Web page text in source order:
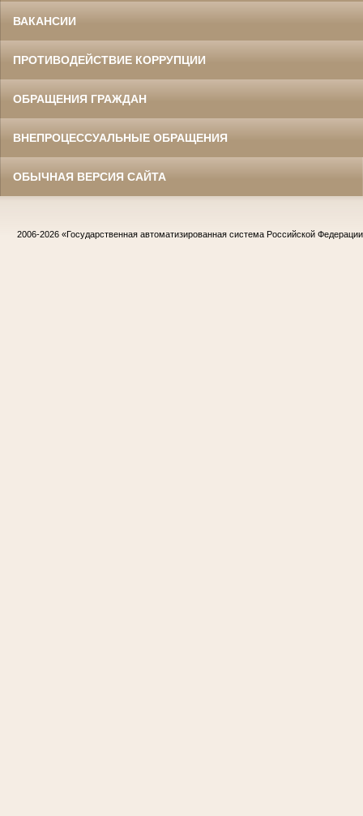
ВАКАНСИИ
ПРОТИВОДЕЙСТВИЕ КОРРУПЦИИ
ОБРАЩЕНИЯ ГРАЖДАН
ВНЕПРОЦЕССУАЛЬНЫЕ ОБРАЩЕНИЯ
ОБЫЧНАЯ ВЕРСИЯ САЙТА
2006-2026 «Государственная автоматизированная система Российской